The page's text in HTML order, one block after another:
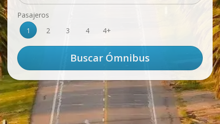
Pasajeros
1
2 3 4 4+